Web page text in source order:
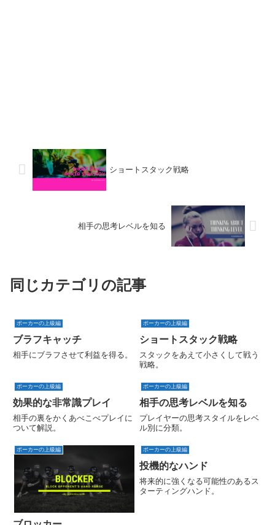
ショートスタック戦略
相手の思考レベルを知る
同じカテゴリの記事
ポーカーの上級編
ブラフキャッチ
相手にブラフさせて利益を得る。
ポーカーの上級編
ショートスタック戦略
スタックをあえて小さくして戦う
戦略。
ポーカーの上級編
効果的な非常識プレイ
相手の裏をかくあべこべプレイに
ついて解説。
ポーカーの上級編
相手の思考レベルを知る
プレイヤーの思考スタイルをレベ
ル別に分類。
ポーカーの上級編 ポーカーの上級編
投機的なハンド
将来的に強くなる可能性のあるス
ターティングハンド。